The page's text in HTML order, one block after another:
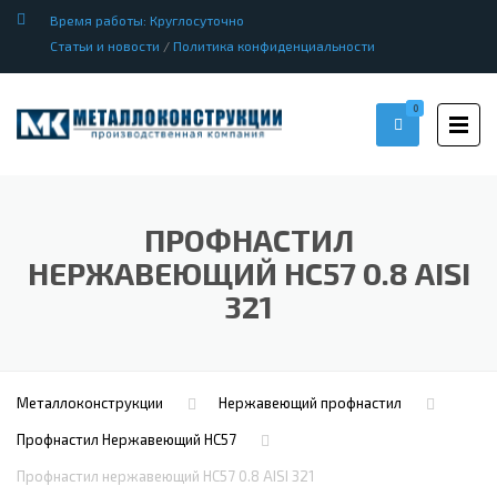
Время работы: Круглосуточно
Статьи и новости / Политика конфиденциальности
0
ПРОФНАСТИЛ
НЕРЖАВЕЮЩИЙ НС57 0.8 AISI
321
Металлоконструкции Нержавеющий профнастил
Профнастил Hержавеющий НС57
Профнастил нержавеющий НС57 0.8 AISI 321